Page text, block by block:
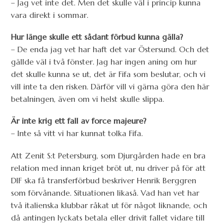
– Jag vet inte det. Men det skulle väl i princip kunna
vara direkt i sommar.
Hur länge skulle ett sådant förbud kunna gälla?
– De enda jag vet har haft det var Östersund. Och det
gällde väl i två fönster. Jag har ingen aning om hur
det skulle kunna se ut, det är Fifa som beslutar, och vi
vill inte ta den risken. Därför vill vi gärna göra den här
betalningen, även om vi helst skulle slippa.
Är inte krig ett fall av force majeure?
– Inte så vitt vi har kunnat tolka Fifa.
Att Zenit S:t Petersburg, som Djurgården hade en bra
relation med innan kriget bröt ut, nu driver på för att
DIF ska få transferförbud beskriver Henrik Berggren
som förvånande. Situationen likaså. Vad han vet har
två italienska klubbar råkat ut för något liknande, och
då antingen lyckats betala eller drivit fallet vidare till